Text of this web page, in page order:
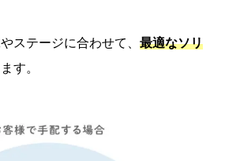
ステージに合わせて、 最適なソリ
す。